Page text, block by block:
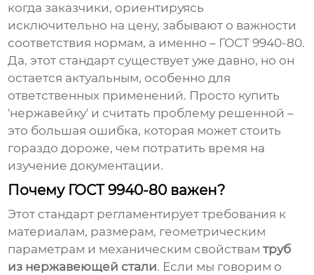
когда заказчики, ориентируясь
исключительно на цену, забывают о важности
соответствия нормам, а именно – ГОСТ 9940-80.
Да, этот стандарт существует уже давно, но он
остается актуальным, особенно для
ответственных применений. Просто купить
'нержавейку' и считать проблему решенной –
это большая ошибка, которая может стоить
гораздо дороже, чем потратить время на
изучение документации.
Почему ГОСТ 9940-80 важен?
Этот стандарт регламентирует требования к
материалам, размерам, геометрическим
параметрам и механическим свойствамтруб
из нержавеющей стали. Если мы говорим о